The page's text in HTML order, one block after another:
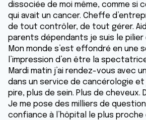
dissociée de moi même, comme si
qui avait un cancer. Cheffe
de tout contrôler, de tout gérer.
parents dépendants je suis le pilier
Mon monde s’est effondré en une
l’impression d’en être la
Mardi matin j’ai rendez-vous avec
dans un service de cancérologie et
pire, plus de sein. Plus de cheveux.
Je me pose des milliers de
confiance à l’hôpital le plus proche